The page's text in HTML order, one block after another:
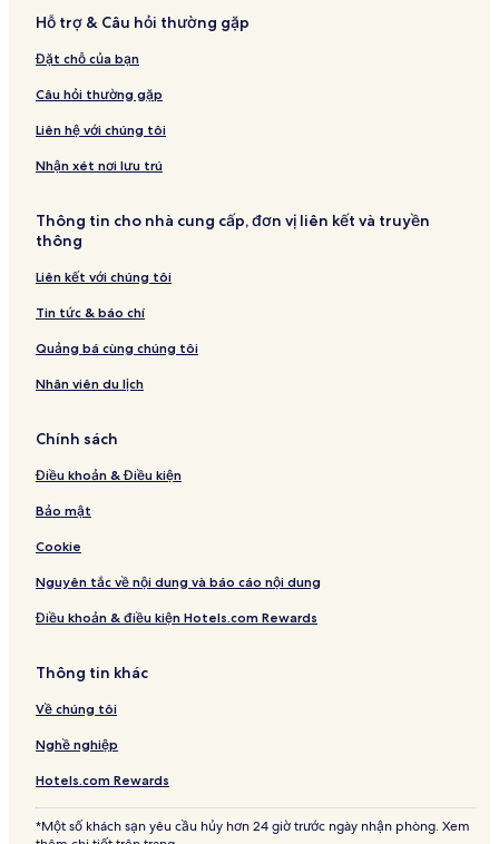
Hỗ trợ & Câu hỏi thường gặp
Đặt chỗ của bạn
Câu hỏi thường gặp
Liên hệ với chúng tôi
Nhận xét nơi lưu trú
Thông tin cho nhà cung cấp, đơn vị liên kết và truyền
thông
Liên kết với chúng tôi
Tin tức & báo chí
Quảng bá cùng chúng tôi
Nhân viên du lịch
Chính sách
Điều khoản & Điều kiện
Bảo mật
Cookie
Nguyên tắc về nội dung và báo cáo nội dung
Điều khoản & điều kiện Hotels.com Rewards
Thông tin khác
Về chúng tôi
Nghề nghiệp
Hotels.com Rewards
*Một số khách sạn yêu cầu hủy hơn 24 giờ trước ngày nhận phòng. Xem